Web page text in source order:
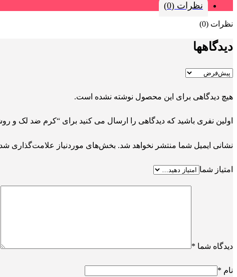
نظرات (0)
نظرات (0)
دیدگاهها
هیچ دیدگاهی برای این محصول نوشته نشده است.
اولین نفری باشید که دیدگاهی را ارسال می کنید برای “کرم ضد لک و
نشانی ایمیل شما منتشر نخواهد شد. بخش‌های موردنیاز علامت‌گذاری
امتیاز شما
دیدگاه شما *
نام *